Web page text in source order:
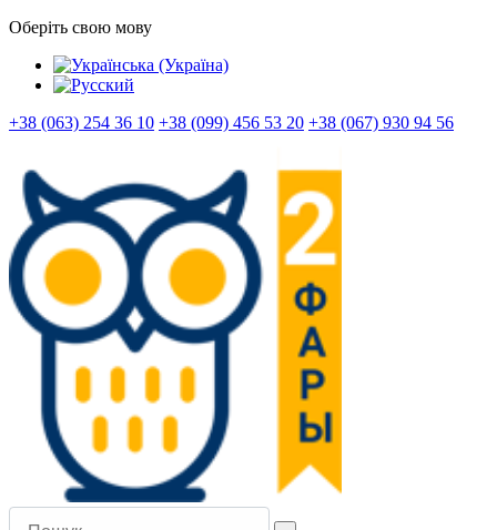
Оберіть свою мову
+38 (063) 254 36 10 +38 (099) 456 53 20 +38 (067) 930 94 56